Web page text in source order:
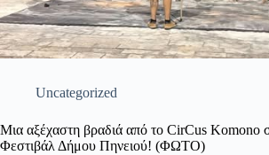
Uncategorized
Μια αξέχαστη βραδιά από το CirCus Komono
Φεστιβάλ Δήμου Πηνειού! (ΦΩΤΟ)